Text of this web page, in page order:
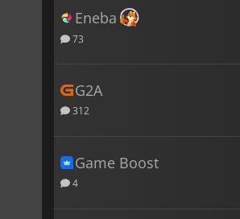
Eneba
73
G2A
312
Game Boost
4